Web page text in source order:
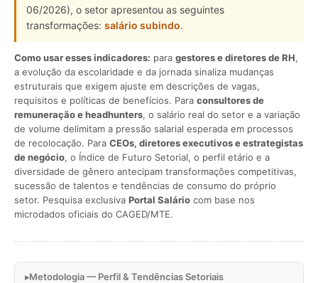
06/2026), o setor apresentou as seguintes
transformações: salário subindo.
Como usar esses indicadores: para gestores e diretores de RH,
a evolução da escolaridade e da jornada sinaliza mudanças
estruturais que exigem ajuste em descrições de vagas,
requisitos e políticas de benefícios. Para consultores de
remuneração e headhunters, o salário real do setor e a variação
de volume delimitam a pressão salarial esperada em processos
de recolocação. Para CEOs, diretores executivos e estrategistas
de negócio, o Índice de Futuro Setorial, o perfil etário e a
diversidade de gênero antecipam transformações competitivas,
sucessão de talentos e tendências de consumo do próprio
setor. Pesquisa exclusiva Portal Salário com base nos
microdados oficiais do CAGED/MTE.
Metodologia — Perfil & Tendências Setoriais